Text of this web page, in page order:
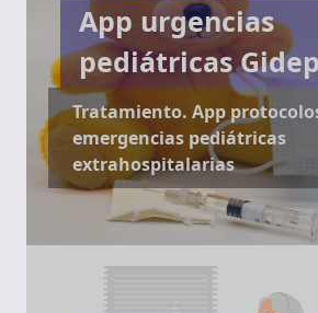
App urgencias
pediátricas
Tratamiento. App
emergencias pediátricas
extrahospitalarias